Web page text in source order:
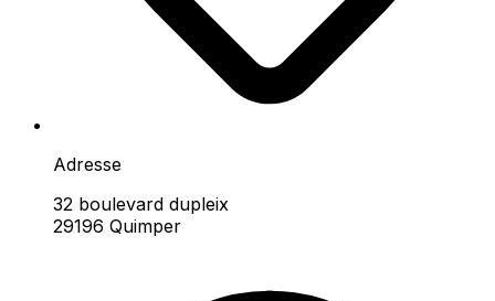
Adresse
32 boulevard dupleix
29196 Quimper